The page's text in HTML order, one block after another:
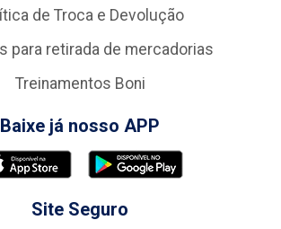
de Troca e Devolução
para retirada de mercadorias
Treinamentos Boni
Baixe já nosso APP
Site Seguro